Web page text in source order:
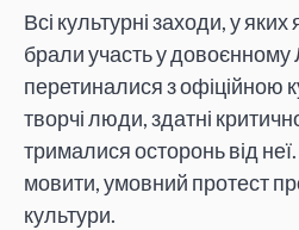
Всі культурні заходи, у
брали участь у довоєнному
перетиналися з офіційною
творчі люди, здатні
трималися осторонь від
мовити, умовний протест
культури.